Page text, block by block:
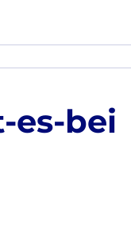
es-bei